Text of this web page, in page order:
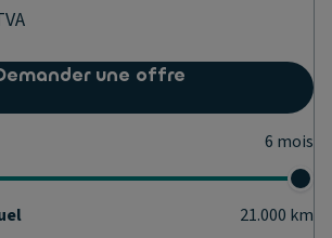
une offre
6 mois
21.000 km